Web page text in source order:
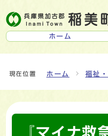
ホーム
現在位置 ホーム 福祉
『マイナ救